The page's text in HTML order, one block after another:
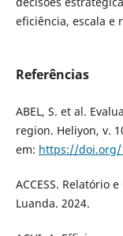
eficiência, escala e
Referências
ABEL, S. et al.
region. Heliyon, v.
em: https://doi.org/
ACCESS. Relatório
Luanda. 2024.